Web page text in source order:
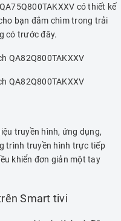
có thiết kế
bạn đắm chìm trong trải
có trước đây.
truyền hình, ứng dụng,
trình truyền hình trực tiếp
khiển đơn giản một tay
Smart tivi